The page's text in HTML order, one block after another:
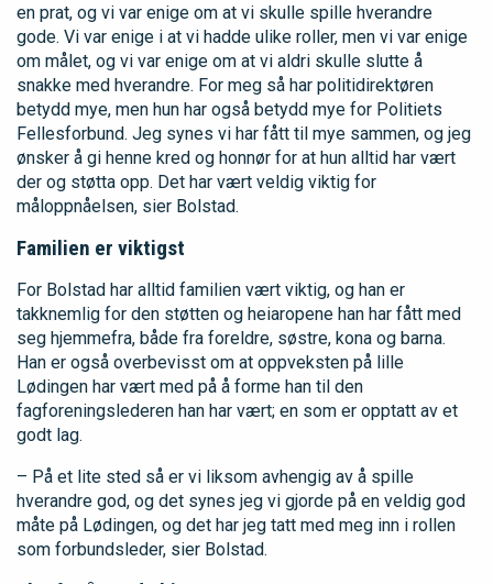
en prat, og vi var enige om at vi skulle spille hverandre
gode. Vi var enige i at vi hadde ulike roller, men vi var enige
om målet, og vi var enige om at vi aldri skulle slutte å
snakke med hverandre. For meg så har politidirektøren
betydd mye, men hun har også betydd mye for Politiets
Fellesforbund. Jeg synes vi har fått til mye sammen, og jeg
ønsker å gi henne kred og honnør for at hun alltid har vært
der og støtta opp. Det har vært veldig viktig for
måloppnåelsen, sier Bolstad.
Familien er viktigst
For Bolstad har alltid familien vært viktig, og han er
takknemlig for den støtten og heiaropene han har fått med
seg hjemmefra, både fra foreldre, søstre, kona og barna.
Han er også overbevisst om at oppveksten på lille
Lødingen har vært med på å forme han til den
fagforeningslederen han har vært; en som er opptatt av et
godt lag.
– På et lite sted så er vi liksom avhengig av å spille
hverandre god, og det synes jeg vi gjorde på en veldig god
måte på Lødingen, og det har jeg tatt med meg inn i rollen
som forbundsleder, sier Bolstad.